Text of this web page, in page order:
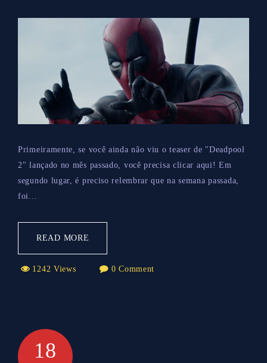
Primeiramente, se você ainda não viu o teaser de "Deadpool
2" lançado no mês passado, você precisa clicar aqui! Em
segundo lugar, é preciso relembrar que na semana passada,
foi...
READ MORE
1242 Views 0 Comment
18